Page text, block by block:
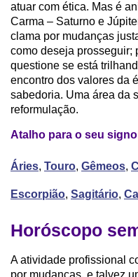
atuar com ética. Mas é
Carma – Saturno e
clama por mudanças
como deseja prosseguir;
questione se está
encontro dos valores da
sabedoria. Uma área da
reformulação.
Atalho para o seu signo
Áries, Touro, Gêmeos,
Escorpião, Sagitário,
Horóscopo
A atividade profissional
por mudanças, e talvez